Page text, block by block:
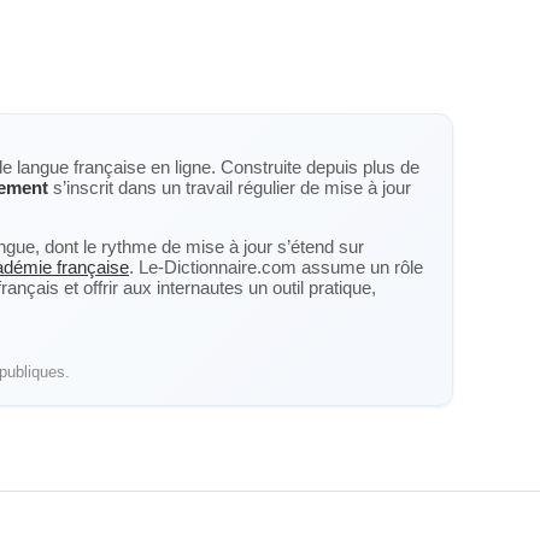
langue française en ligne. Construite depuis plus de
s’inscrit dans un travail régulier de mise à jour
dont le rythme de mise à jour s’étend sur
française. Le-Dictionnaire.com assume un rôle
et offrir aux internautes un outil pratique,